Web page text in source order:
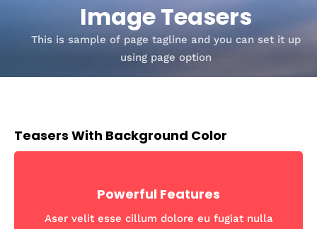
Image Teasers
This is sample of page tagline and you can set it up
using page option
Teasers With Background Color
Powerful Features
Aser velit esse cillum dolore eu fugiat nulla